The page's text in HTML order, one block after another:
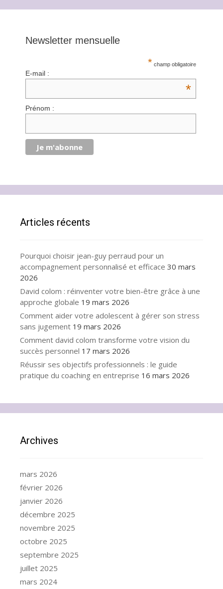
Newsletter mensuelle
* champ obligatoire
E-mail :
*
Prénom :
Articles récents
Pourquoi choisir jean-guy perraud pour un
accompagnement personnalisé et efficace 30 mars
2026
David colom : réinventer votre bien-être grâce à une
approche globale 19 mars 2026
Comment aider votre adolescent à gérer son stress
sans jugement 19 mars 2026
Comment david colom transforme votre vision du
succès personnel 17 mars 2026
Réussir ses objectifs professionnels : le guide
pratique du coaching en entreprise 16 mars 2026
Archives
mars 2026
février 2026
janvier 2026
décembre 2025
novembre 2025
octobre 2025
septembre 2025
juillet 2025
mars 2024